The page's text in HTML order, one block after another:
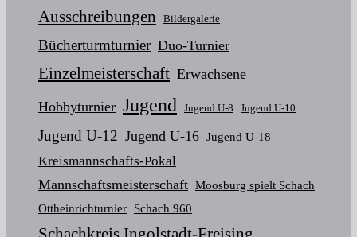
Ausschreibungen Bildergalerie
Bücherturmturnier Duo-Turnier
Einzelmeisterschaft Erwachsene
Hobbyturnier Jugend Jugend U-8 Jugend U-10
Jugend U-12 Jugend U-16 Jugend U-18
Kreismannschafts-Pokal
Mannschaftsmeisterschaft Moosburg spielt Schach
Ottheinrichturnier Schach 960